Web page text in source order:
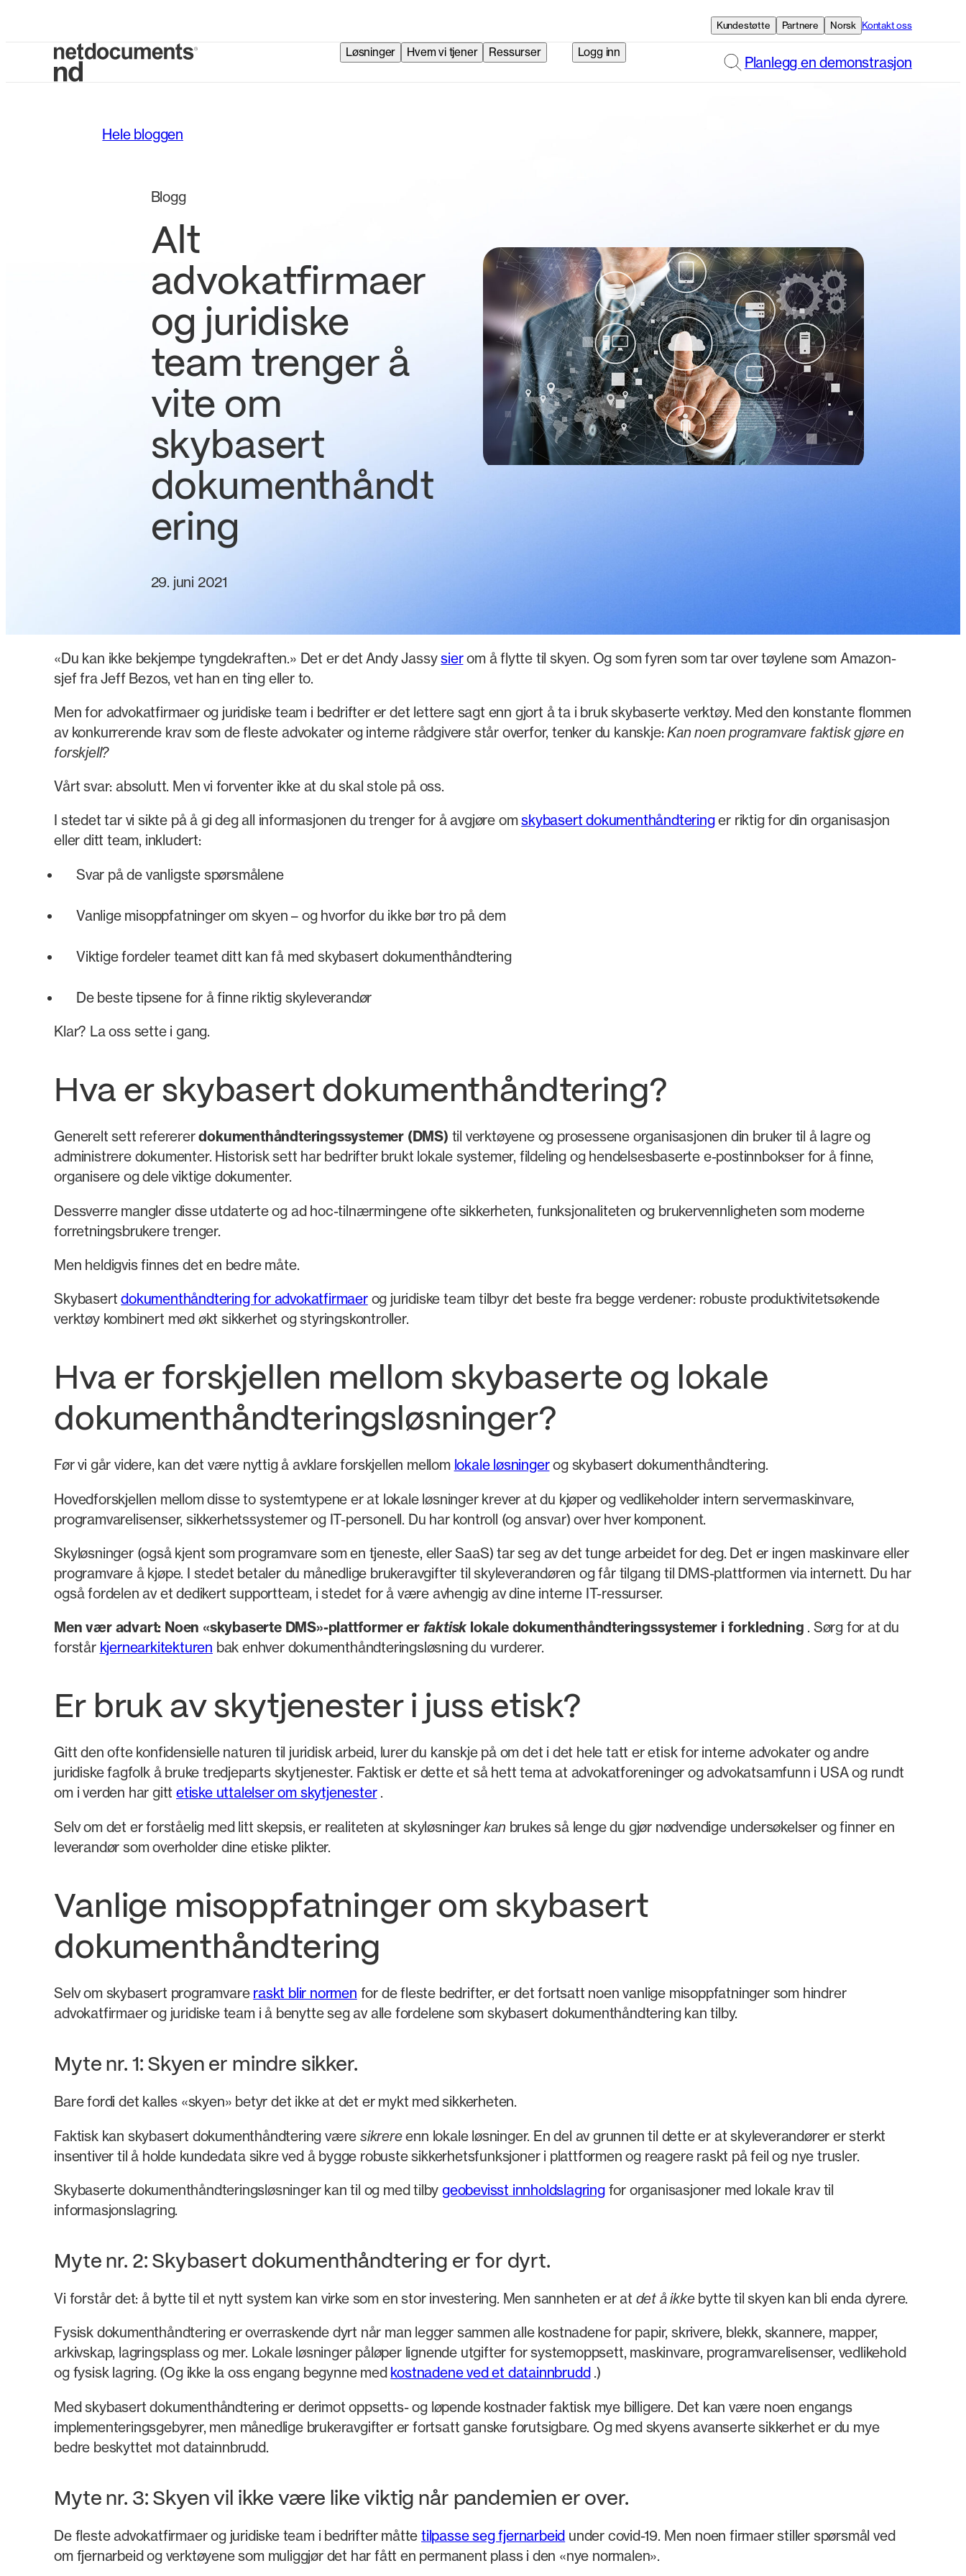
Kundestøtte Partnere Norsk Kontakt oss
Løsninger Hvem vi tjener Ressurser Logg inn
Planlegg en demonstrasjon
Hele bloggen
Blogg
Alt
advokatfirmaer
og juridiske
team trenger å
vite om
skybasert
dokumenthåndt
ering
29. juni 2021
«Du kan ikke bekjempe tyngdekraften.» Det er det Andy Jassysierom å flytte til skyen. Og som fyren som tar over tøylene som Amazon-
sjef fra Jeff Bezos, vet han en ting eller to.
Men for advokatfirmaer og juridiske team i bedrifter er det lettere sagt enn gjort å ta i bruk skybaserte verktøy. Med den konstante flommen
av konkurrerende krav som de fleste advokater og interne rådgivere står overfor, tenker du kanskje:Kan noen programvare faktisk gjøre en
forskjell?
Vårt svar: absolutt. Men vi forventer ikke at du skal stole på oss.
I stedet tar vi sikte på å gi deg all informasjonen du trenger for å avgjøre omskybasert dokumenthåndteringer riktig for din organisasjon
eller ditt team, inkludert:
Svar på de vanligste spørsmålene
Vanlige misoppfatninger om skyen – og hvorfor du ikke bør tro på dem
Viktige fordeler teamet ditt kan få med skybasert dokumenthåndtering
De beste tipsene for å finne riktig skyleverandør
Klar? La oss sette i gang.
Hva er skybasert dokumenthåndtering?
Generelt sett referererdokumenthåndteringssystemer (DMS) til verktøyene og prosessene organisasjonen din bruker til å lagre og
administrere dokumenter. Historisk sett har bedrifter brukt lokale systemer, fildeling og hendelsesbaserte e-postinnbokser for å finne,
organisere og dele viktige dokumenter.
Dessverre mangler disse utdaterte og ad hoc-tilnærmingene ofte sikkerheten, funksjonaliteten og brukervennligheten som moderne
forretningsbrukere trenger.
Men heldigvis finnes det en bedre måte.
Skybasertdokumenthåndtering for advokatfirmaerog juridiske team tilbyr det beste fra begge verdener: robuste produktivitetsøkende
verktøy kombinert med økt sikkerhet og styringskontroller.
Hva er forskjellen mellom skybaserte og lokale
dokumenthåndteringsløsninger?
Før vi går videre, kan det være nyttig å avklare forskjellen mellom lokale løsningerog skybasert dokumenthåndtering.
Hovedforskjellen mellom disse to systemtypene er at lokale løsninger krever at du kjøper og vedlikeholder intern servermaskinvare,
programvarelisenser, sikkerhetssystemer og IT-personell. Du har kontroll (og ansvar) over hver komponent.
Skyløsninger (også kjent som programvare som en tjeneste, eller SaaS) tar seg av det tunge arbeidet for deg. Det er ingen maskinvare eller
programvare å kjøpe. I stedet betaler du månedlige brukeravgifter til skyleverandøren og får tilgang til DMS-plattformen via internett. Du har
også fordelen av et dedikert supportteam, i stedet for å være avhengig av dine interne IT-ressurser.
Men vær advart: Noen «skybaserte DMS»-plattformer er faktisklokale dokumenthåndteringssystemer i forkledning . Sørg for at du
forstår kjernearkitekturen bak enhver dokumenthåndteringsløsning du vurderer.
Er bruk av skytjenester i juss etisk?
Gitt den ofte konfidensielle naturen til juridisk arbeid, lurer du kanskje på om det i det hele tatt er etisk for interne advokater og andre
juridiske fagfolk å bruke tredjeparts skytjenester. Faktisk er dette et så hett tema at advokatforeninger og advokatsamfunn i USA og rundt
om i verden har gitt etiske uttalelser om skytjenester.
Selv om det er forståelig med litt skepsis, er realiteten at skyløsningerkan brukes så lenge du gjør nødvendige undersøkelser og finner en
leverandør som overholder dine etiske plikter.
Vanlige misoppfatninger om skybasert
dokumenthåndtering
Selv om skybasert programvare raskt blir normen for de fleste bedrifter, er det fortsatt noen vanlige misoppfatninger som hindrer
advokatfirmaer og juridiske team i å benytte seg av alle fordelene som skybasert dokumenthåndtering kan tilby.
Myte nr. 1: Skyen er mindre sikker.
Bare fordi det kalles «skyen» betyr det ikke at det er mykt med sikkerheten.
Faktisk kan skybasert dokumenthåndtering være sikrereenn lokale løsninger. En del av grunnen til dette er at skyleverandører er sterkt
insentiver til å holde kundedata sikre ved å bygge robuste sikkerhetsfunksjoner i plattformen og reagere raskt på feil og nye trusler.
Skybaserte dokumenthåndteringsløsninger kan til og med tilby geobevisst innholdslagringfor organisasjoner med lokale krav til
informasjonslagring.
Myte nr. 2: Skybasert dokumenthåndtering er for dyrt.
Vi forstår det: å bytte til et nytt system kan virke som en stor investering. Men sannheten er at det å ikkebytte til skyen kan bli enda dyrere.
Fysisk dokumenthåndtering er overraskende dyrt når man legger sammen alle kostnadene for papir, skrivere, blekk, skannere, mapper,
arkivskap, lagringsplass og mer. Lokale løsninger påløper lignende utgifter for systemoppsett, maskinvare, programvarelisenser, vedlikehold
og fysisk lagring. (Og ikke la oss engang begynne med kostnadene ved et datainnbrudd .)
Med skybasert dokumenthåndtering er derimot oppsetts- og løpende kostnader faktisk mye billigere. Det kan være noen engangs
implementeringsgebyrer, men månedlige brukeravgifter er fortsatt ganske forutsigbare. Og med skyens avanserte sikkerhet er du mye
bedre beskyttet mot datainnbrudd.
Myte nr. 3: Skyen vil ikke være like viktig når pandemien er over.
De fleste advokatfirmaer og juridiske team i bedrifter måtte tilpasse seg fjernarbeid under covid-19. Men noen firmaer stiller spørsmål ved
om fjernarbeid og verktøyene som muliggjør det har fått en permanent plass i den «nye normalen».